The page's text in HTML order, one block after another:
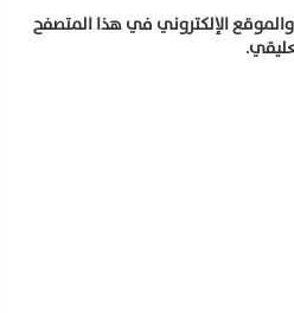
الإلكتروني في هذا المتصفح